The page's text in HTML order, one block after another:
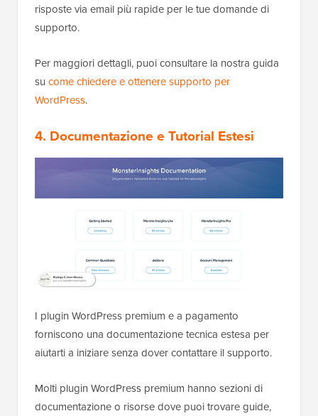
risposte via email più rapide per le tue domande di
supporto.
Per maggiori dettagli, puoi consultare la nostra guida
su come chiedere e ottenere supporto per
WordPress.
4. Documentazione e Tutorial Estesi
I plugin WordPress premium e a pagamento
forniscono una documentazione tecnica estesa per
aiutarti a iniziare senza dover contattare il supporto.
Molti plugin WordPress premium hanno sezioni di
documentazione o risorse dove puoi trovare guide,